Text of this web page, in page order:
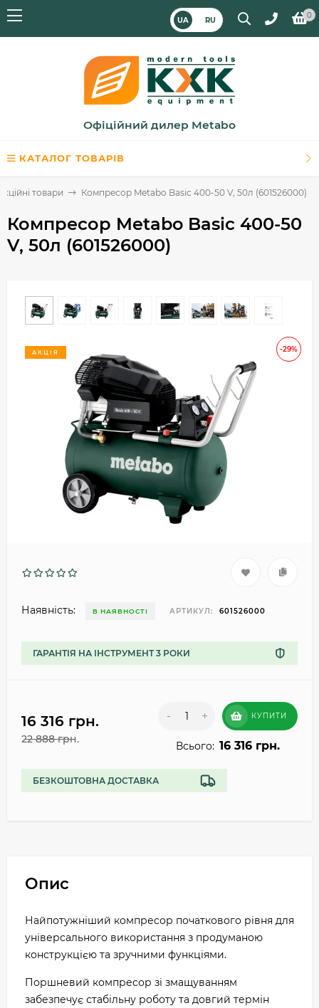
UA RU
0
Офіційний дилер Metabo
КАТАЛОГ ТОВАРІВ
товари Компресор Metabo Basic 400-50 V, 50л (601526000)
Компресор Metabo Basic 400-50
V, 50л (601526000)
-29%
АКЦІЯ
Наявність: В НАЯВНОСТІ АРТИКУЛ: 601526000
ГАРАНТІЯ НА ІНСТРУМЕНТ 3 РОКИ
16 316 грн.
22 888 грн.
- + КУПИТИ
Всього: 16 316 грн.
БЕЗКОШТОВНА ДОСТАВКА
Опис
Найпотужніший компресор початкового рівня для
універсального використання з продуманою
конструкцією та зручними функціями.
Поршневий компресор зі змащуванням
забезпечує стабільну роботу та довгий термін